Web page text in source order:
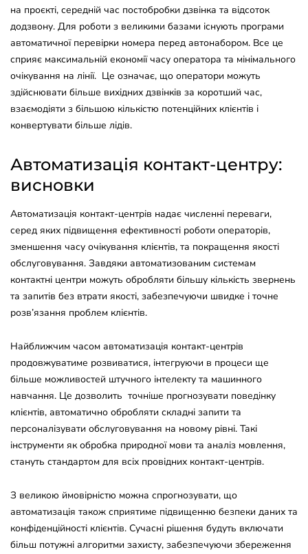
на проєкті, середній час постобробки дзвінка та відсоток
додзвону. Для роботи з великими базами існують програми
автоматичної перевірки номера перед автонабором. Все це
сприяє максимальній економії часу оператора та мінімального
очікування на лінії. Це означає, що оператори можуть
здійснювати більше вихідних дзвінків за коротший час,
взаємодіяти з більшою кількістю потенційних клієнтів і
конвертувати більше лідів.
Автоматизація контакт-центру:
висновки
Автоматизація контакт-центрів надає численні переваги,
серед яких підвищення ефективності роботи операторів,
зменшення часу очікування клієнтів, та покращення якості
обслуговування. Завдяки автоматизованим системам
контактні центри можуть обробляти більшу кількість звернень
та запитів без втрати якості, забезпечуючи швидке і точне
розв’язання проблем клієнтів.
Найближчим часом автоматизація контакт-центрів
продовжуватиме розвиватися, інтегруючи в процеси ще
більше можливостей штучного інтелекту та машинного
навчання. Це дозволить точніше прогнозувати поведінку
клієнтів, автоматично обробляти складні запити та
персоналізувати обслуговування на новому рівні. Такі
інструменти як обробка природної мови та аналіз мовлення,
стануть стандартом для всіх провідних контакт-центрів.
З великою ймовірністю можна спрогнозувати, що
автоматизація також сприятиме підвищенню безпеки даних та
конфіденційності клієнтів. Сучасні рішення будуть включати
більш потужні алгоритми захисту, забезпечуючи збереження